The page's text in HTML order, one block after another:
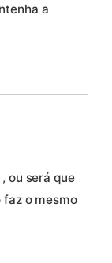
a
ou será que
faz o mesmo